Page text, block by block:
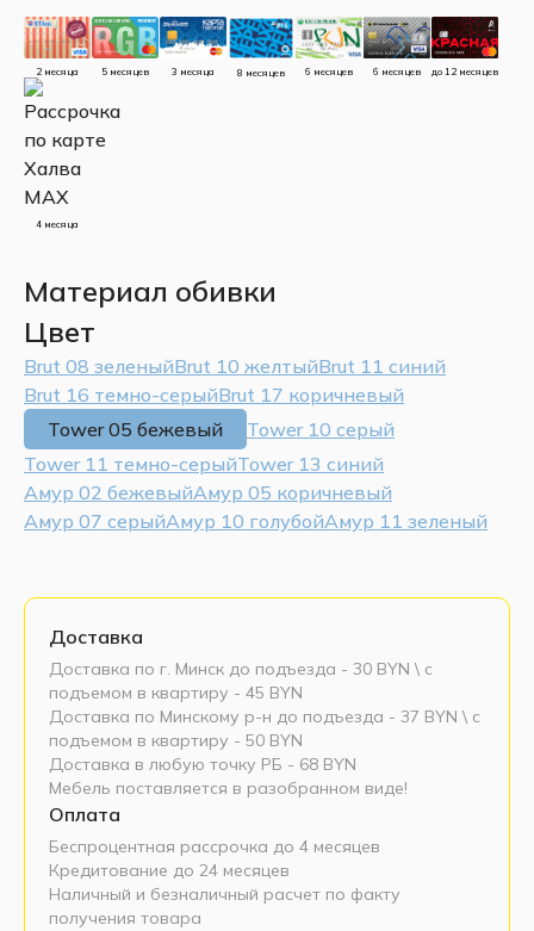
2 месяца 5 месяцев 3 месяца 8 месяцев 6 месяцев 6 месяцев до 12 месяцев
4 месяца
Материал обивки
Цвет
Brut 08 зеленыйBrut 10 желтыйBrut 11 синий
Brut 16 темно-серыйBrut 17 коричневый
Tower 05 бежевый
Tower 10 серый
Tower 11 темно-серыйTower 13 синий
Амур 02 бежевыйАмур 05 коричневый
Амур 07 серыйАмур 10 голубойАмур 11 зеленый
Доставка
Доставка по г. Минск до подъезда - 30 BYN \ c
подъемом в квартиру - 45 BYN
Доставка по Минскому р-н до подъезда - 37 BYN \ c
подъемом в квартиру - 50 BYN
Доставка в любую точку РБ - 68 BYN
Мебель поставляется в разобранном виде!
Оплата
Беспроцентная рассрочка до 4 месяцев
Кредитование до 24 месяцев
Наличный и безналичный расчет по факту
получения товара